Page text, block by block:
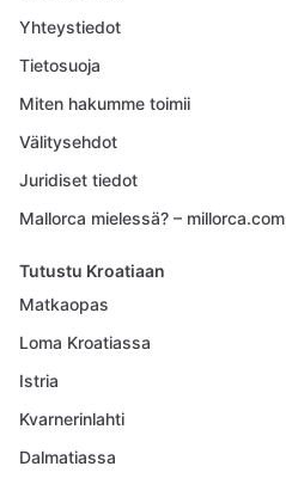
Yhteystiedot
Tietosuoja
Miten hakumme toimii
Välitysehdot
Juridiset tiedot
Mallorca mielessä? – millorca.com
Tutustu Kroatiaan
Matkaopas
Loma Kroatiassa
Istria
Kvarnerinlahti
Dalmatiassa